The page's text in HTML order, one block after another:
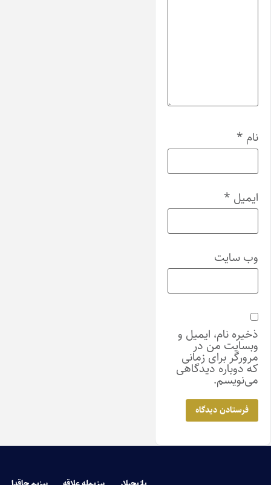
نام *
ایمیل *
وب‌ سایت
ذخیره نام، ایمیل و
وبسایت من در
مرورگر برای زمانی
که دوباره دیدگاهی
می‌نویسم.